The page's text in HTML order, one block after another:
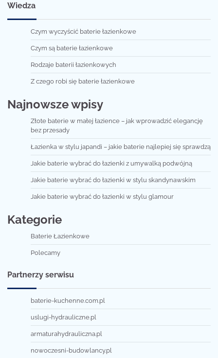
Wiedza
Czym wyczyścić baterie łazienkowe
Czym są baterie łazienkowe
Rodzaje baterii łazienkowych
Z czego robi się baterie łazienkowe
Najnowsze wpisy
Złote baterie w małej łazience – jak wprowadzić elegancję
bez przesady
Łazienka w stylu japandi – jakie baterie najlepiej się sprawdzą
Jakie baterie wybrać do łazienki z umywalką podwójną
Jakie baterie wybrać do łazienki w stylu skandynawskim
Jakie baterie wybrać do łazienki w stylu glamour
Kategorie
Baterie Łazienkowe
Polecamy
Partnerzy serwisu
baterie-kuchenne.com.pl
uslugi-hydrauliczne.pl
armaturahydrauliczna.pl
nowoczesni-budowlancy.pl